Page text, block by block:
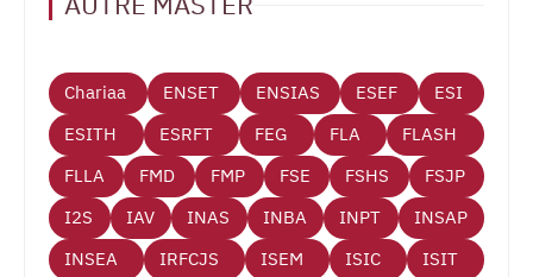
Chariaa ENSET ENSIAS ESEF
ESI
ESITH
ESRFT FEG FLA
FLASH
FLLA
FMD FMP FSE FSHS
FSJP
I2S
IAV INAS INBA INPT
INSAP
INSEA
IRFCJS ISEM ISIC ISIT